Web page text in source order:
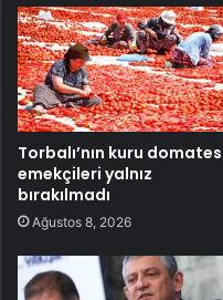
Torbalı’nın kuru domates
emekçileri yalnız
bırakılmadı
Ağustos 8, 2026